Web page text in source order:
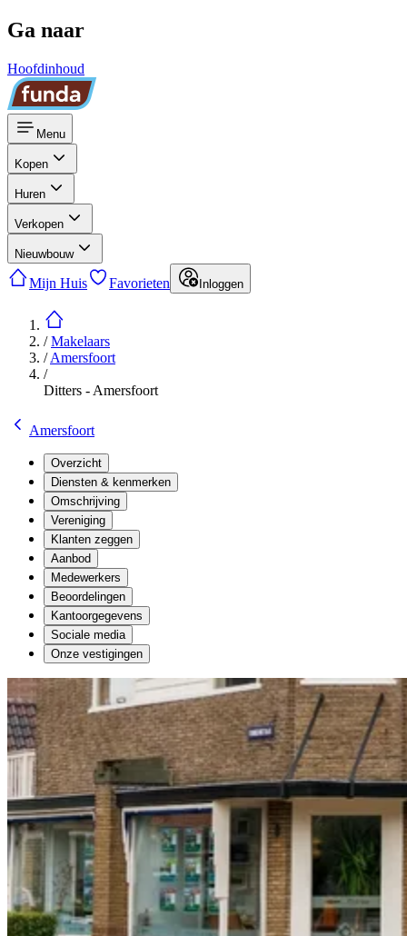
Ga naar
Hoofdinhoud
Menu
Kopen
Huren
Verkopen
Nieuwbouw
Mijn Huis Favorieten Inloggen
/Makelaars
/Amersfoort
/
Ditters - Amersfoort
Amersfoort
Overzicht
Diensten & kenmerken
Omschrijving
Vereniging
Klanten zeggen
Aanbod
Medewerkers
Beoordelingen
Kantoorgegevens
Sociale media
Onze vestigingen